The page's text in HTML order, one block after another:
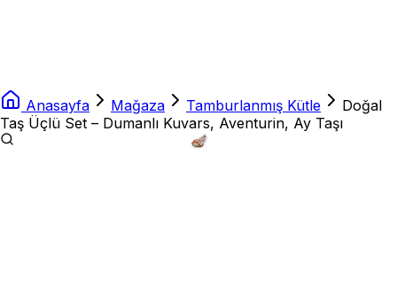
Anasayfa Mağaza Tamburlanmış Kütle
Doğal
Taş Üçlü Set – Dumanlı Kuvars, Aventurin, Ay Taşı